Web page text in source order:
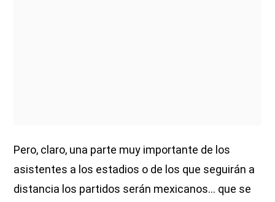
Pero, claro, una parte muy importante de los
asistentes a los estadios o de los que seguirán a
distancia los partidos serán mexicanos… que se